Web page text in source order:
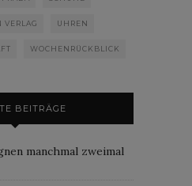
VERLAG UHREN
WOCHENRÜCKBLICK
BEITRÄGE
manchmal zweimal